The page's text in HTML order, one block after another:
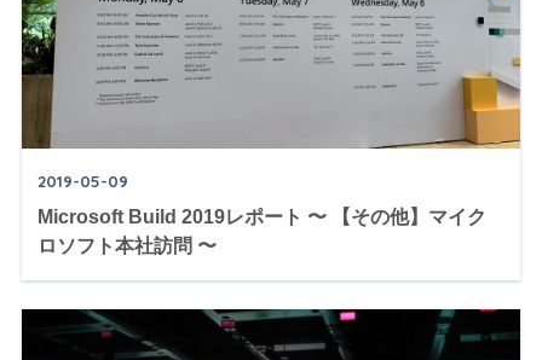
2019-05-09
Microsoft Build 2019レポート 〜 【その他】マイク
ロソフト本社訪問 〜